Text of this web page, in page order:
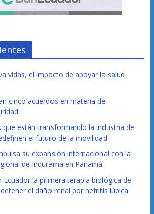
vidas, el impacto de apoyar la salud
cinco acuerdos en materia de
que están transformando la industria de
el futuro de la movilidad
su expansión internacional con la
de Indurama en Panamá
Ecuador la primera terapia biológica de
el daño renal por nefritis lúpica